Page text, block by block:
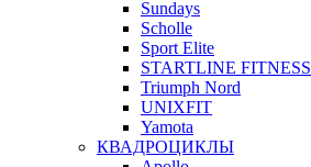
Sundays
Scholle
Sport Elite
STARTLINE FITNESS
Triumph Nord
UNIXFIT
Yamota
КВАДРОЦИКЛЫ